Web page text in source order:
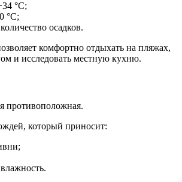
°C;
°C;
осадков.
комфортно отдыхать на пляжах,
и исследовать местную кухню.
противоположная.
который приносит: